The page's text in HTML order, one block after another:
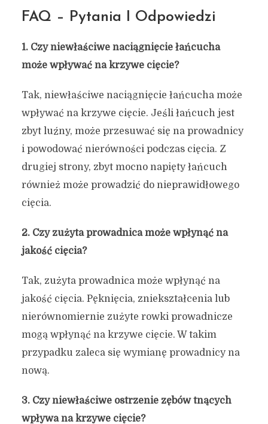
FAQ – Pytania I Odpowiedzi
1. Czy niewłaściwe naciągnięcie łańcucha
może wpływać na krzywe cięcie?
Tak, niewłaściwe naciągnięcie łańcucha może
wpływać na krzywe cięcie. Jeśli łańcuch jest
zbyt luźny, może przesuwać się na prowadnicy
i powodować nierówności podczas cięcia. Z
drugiej strony, zbyt mocno napięty łańcuch
również może prowadzić do nieprawidłowego
cięcia.
2. Czy zużyta prowadnica może wpłynąć na
jakość cięcia?
Tak, zużyta prowadnica może wpłynąć na
jakość cięcia. Pęknięcia, zniekształcenia lub
nierównomiernie zużyte rowki prowadnicze
mogą wpłynąć na krzywe cięcie. W takim
przypadku zaleca się wymianę prowadnicy na
nową.
3. Czy niewłaściwe ostrzenie zębów tnących
wpływa na krzywe cięcie?